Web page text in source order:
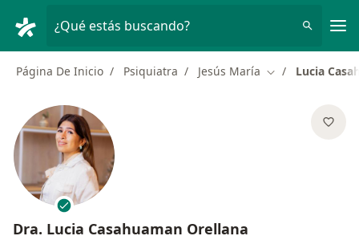
¿Qué estás buscando?
Página De Inicio Psiquiatra Jesús María Cambiar de
Lucia
Dra. Lucia Casahuaman Orellana